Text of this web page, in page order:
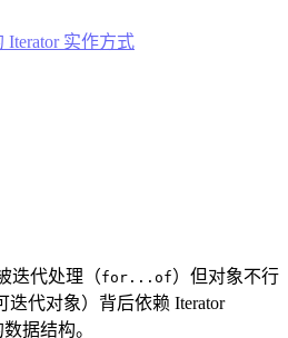
Iterator 实作方式
迭代处理（for...of）但对象不行
迭代对象）背后依赖 Iterator
据结构。